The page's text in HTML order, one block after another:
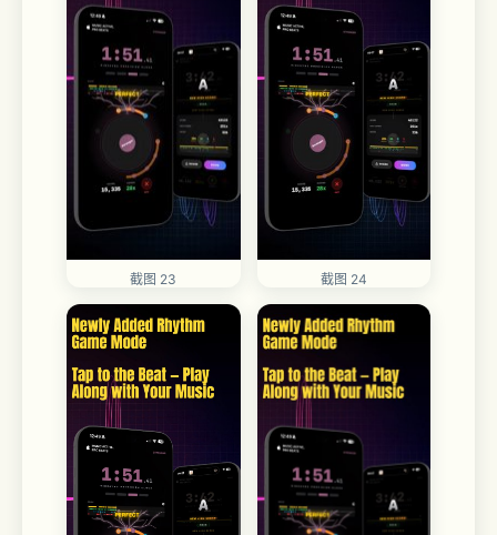
截图 23 截图 24